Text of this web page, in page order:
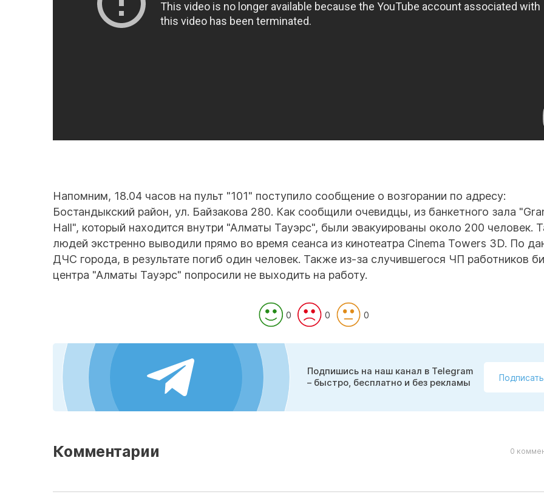
Напомним, 18.04 часов на пульт "101" поступило сообщение о возгорании по адресу:
Бостандыкский район, ул. Байзакова 280. Как сообщили очевидцы, из банкетного зала
Hall", который находится внутри "Алматы Тауэрс", были эвакуированы около 200 человек.
людей экстренно выводили прямо во время сеанса из кинотеатра Cinema Towers 3D. По
ДЧС города, в результате погиб один человек. Также из-за случившегося ЧП работников
центра "Алматы Тауэрс" попросили не выходить на работу.
0 0 0
Подпишись на наш канал в Telegram
– быстро, бесплатно и без рекламы
Комментарии 0